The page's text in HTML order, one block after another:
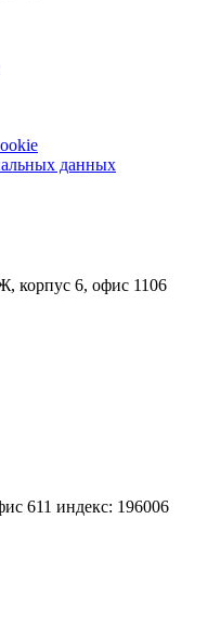
данных
корпус 6, офис 1106
611 индекс: 196006